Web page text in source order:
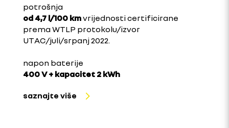
potrošnja
od 4,7 l/100 kmvrijednosti certificirane
prema WTLP protokolu/izvor
UTAC/juli/srpanj 2022.
napon baterije
400 V + kapacitet 2 kWh
saznajte više